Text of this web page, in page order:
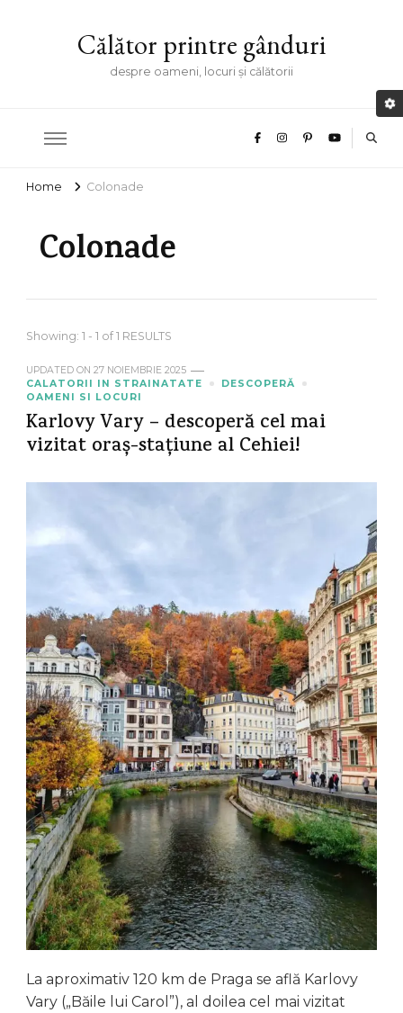
Călător printre gânduri
despre oameni, locuri și călătorii
Home Colonade
Colonade
Showing: 1 - 1 of 1 RESULTS
UPDATED ON 27 NOIEMBRIE 2025
CALATORII IN STRAINATATE
DESCOPERĂ
OAMENI SI LOCURI
Karlovy Vary – descoperă cel mai
vizitat oraș-stațiune al Cehiei!
La aproximativ 120 km de Praga se află Karlovy
Vary („Băile lui Carol”), al doilea cel mai vizitat